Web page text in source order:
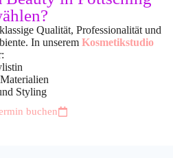
Qualität, Professionalität und
In unserem Kosmetikstudio
Styling
buchen